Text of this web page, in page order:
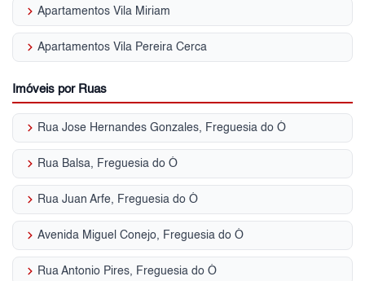
keyboard_arrow_right Apartamentos Vila Miriam
keyboard_arrow_right Apartamentos Vila Pereira Cerca
Imóveis por Ruas
keyboard_arrow_right Rua Jose Hernandes Gonzales, Freguesia do Ó
keyboard_arrow_right Rua Balsa, Freguesia do Ó
keyboard_arrow_right Rua Juan Arfe, Freguesia do Ó
keyboard_arrow_right Avenida Miguel Conejo, Freguesia do Ó
keyboard_arrow_right Rua Antonio Pires, Freguesia do Ó